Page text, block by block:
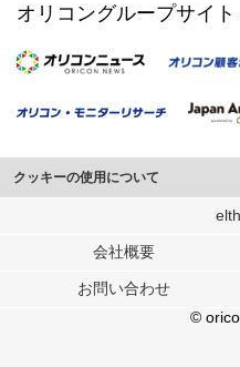
オリコングループサイト
クッキーの使用について
このサイトでは Cookie を使用して
行っています。
メディアや広告配信、データ解析の
各パートナーは、この情報とユーザ
ユーザーが各パートナーのサービス
会社概要
お問い合わせ
©